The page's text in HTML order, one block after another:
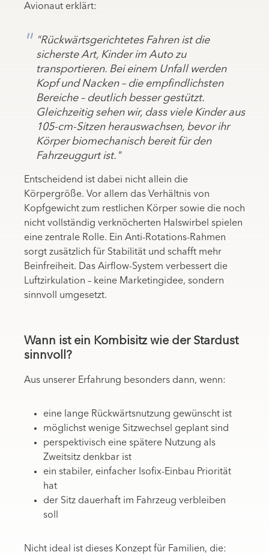
Avionaut erklärt:
"Rückwärtsgerichtetes Fahren ist die
sicherste Art, Kinder im Auto zu
transportieren. Bei einem Unfall werden
Kopf und Nacken – die empfindlichsten
Bereiche – deutlich besser gestützt.
Gleichzeitig sehen wir, dass viele Kinder aus
105-cm-Sitzen herauswachsen, bevor ihr
Körper biomechanisch bereit für den
Fahrzeuggurt ist."
Entscheidend ist dabei nicht allein die
Körpergröße. Vor allem das Verhältnis von
Kopfgewicht zum restlichen Körper sowie die noch
nicht vollständig verknöcherten Halswirbel spielen
eine zentrale Rolle. Ein Anti-Rotations-Rahmen
sorgt zusätzlich für Stabilität und schafft mehr
Beinfreiheit. Das Airflow-System verbessert die
Luftzirkulation – keine Marketingidee, sondern
sinnvoll umgesetzt.
Wann ist ein Kombisitz wie der Stardust
sinnvoll?
Aus unserer Erfahrung besonders dann, wenn:
eine lange Rückwärtsnutzung gewünscht ist
möglichst wenige Sitzwechsel geplant sind
perspektivisch eine spätere Nutzung als
Zweitsitz denkbar ist
ein stabiler, einfacher Isofix-Einbau Priorität
hat
der Sitz dauerhaft im Fahrzeug verbleiben
soll
Nicht ideal ist dieses Konzept für Familien, die: